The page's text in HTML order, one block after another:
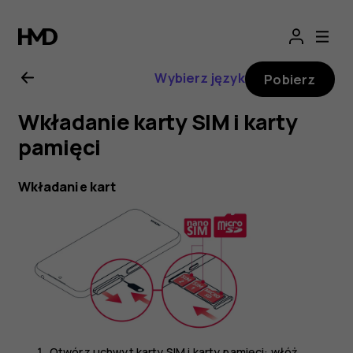
Nokia
4.2
—
instrukcja
obsługi
Wybierz język Pobierz
Wkładanie karty SIM i karty
pamięci
Wkładanie kart